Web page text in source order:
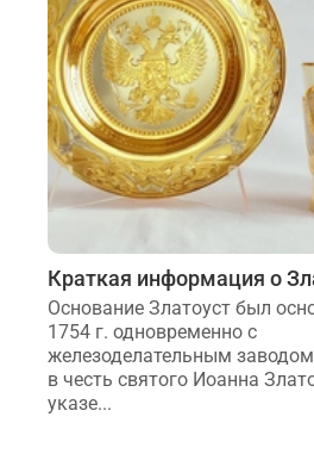
Краткая информация о
Основание Златоуст был
1754 г. одновременно с
железоделательным
в честь святого Иоанна
указе...